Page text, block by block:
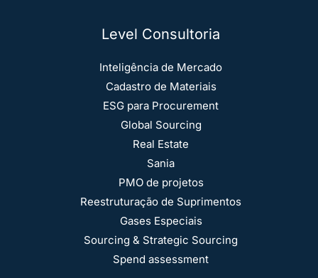
Level Consultoria
Inteligência de Mercado
Cadastro de Materiais
ESG para Procurement
Global Sourcing
Real Estate
Sania
PMO de projetos
Reestruturação de Suprimentos
Gases Especiais
Sourcing & Strategic Sourcing
Spend assessment